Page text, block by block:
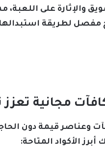
على اللعبة،
بأكواد فري فاير 2026 مع شرح
وعناصر قيمة دون
الأكواد المتاحة: